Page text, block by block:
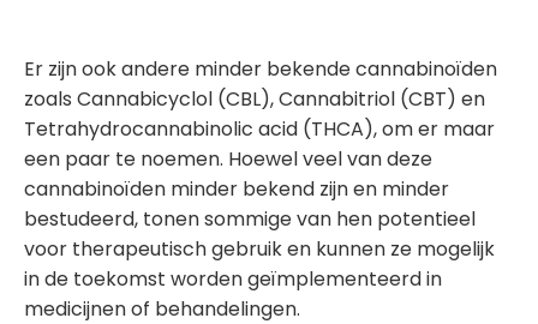
Er zijn ook andere minder bekende cannabinoïden
zoals Cannabicyclol (CBL), Cannabitriol (CBT) en
Tetrahydrocannabinolic acid (THCA), om er maar
een paar te noemen. Hoewel veel van deze
cannabinoïden minder bekend zijn en minder
bestudeerd, tonen sommige van hen potentieel
voor therapeutisch gebruik en kunnen ze mogelijk
in de toekomst worden geïmplementeerd in
medicijnen of behandelingen.